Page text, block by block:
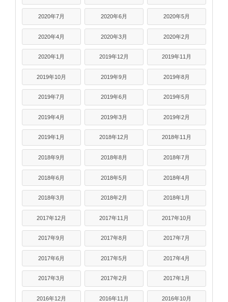
2020年7月 2020年6月 2020年5月
2020年4月 2020年3月 2020年2月
2020年1月 2019年12月 2019年11月
2019年10月 2019年9月 2019年8月
2019年7月 2019年6月 2019年5月
2019年4月 2019年3月 2019年2月
2019年1月 2018年12月 2018年11月
2018年9月 2018年8月 2018年7月
2018年6月 2018年5月 2018年4月
2018年3月 2018年2月 2018年1月
2017年12月 2017年11月 2017年10月
2017年9月 2017年8月 2017年7月
2017年6月 2017年5月 2017年4月
2017年3月 2017年2月 2017年1月
2016年12月 2016年11月 2016年10月